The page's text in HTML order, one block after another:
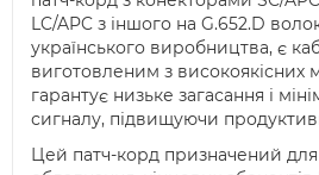
LC/APC з іншого на G.652.D
українського виробництва, є
виготовленим з високоякісних
гарантує низьке загасання і
сигналу, підвищуючи
Цей патч-корд призначений